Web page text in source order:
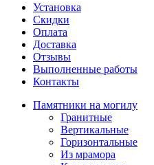
Установка
Скидки
Оплата
Доставка
Отзывы
Выполненные работы
Контакты
Памятники на могилу
Гранитные
Вертикальные
Горизонтальные
Из мрамора